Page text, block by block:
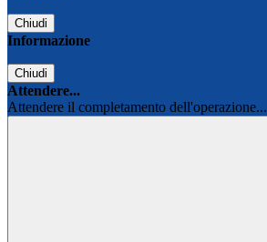
Chiudi
Informazione
Chiudi
Attendere...
Attendere il completamento dell'operazione...